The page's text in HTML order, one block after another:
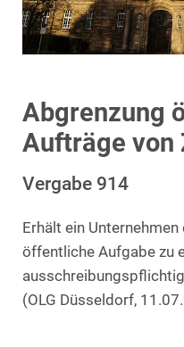
Abgrenzung
Aufträge von
Vergabe 914
Erhält ein
öffentliche Aufgabe zu
(OLG Düsseldorf,